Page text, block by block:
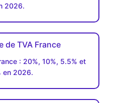
2026.
de TVA France
: 20%, 10%, 5.5% et
en 2026.